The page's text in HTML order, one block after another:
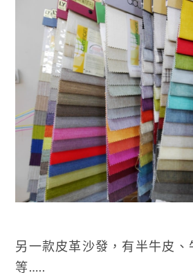
另一款皮革沙發，有半牛皮、
等…..